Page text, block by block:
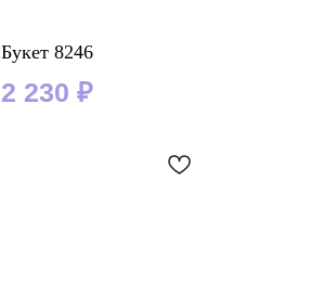
Букет 8246
2 230 ₽